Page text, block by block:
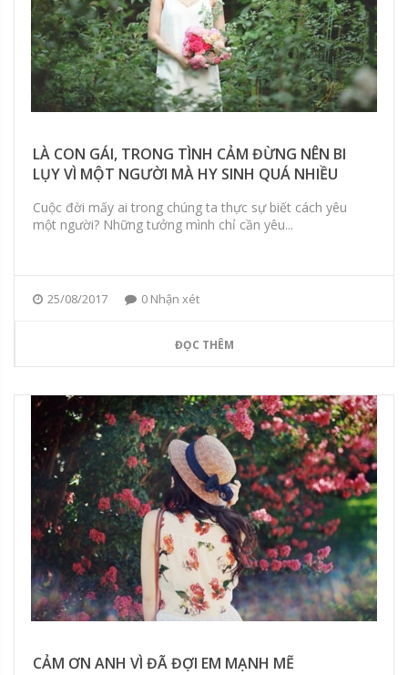
LÀ CON GÁI, TRONG TÌNH CẢM ĐỪNG NÊN BI
LỤY VÌ MỘT NGƯỜI MÀ HY SINH QUÁ NHIỀU
Cuộc đời mấy ai trong chúng ta thực sự biết cách yêu
một người? Những tưởng mình chỉ cần yêu...
25/08/2017 0 Nhận xét
ĐỌC THÊM
CẢM ƠN ANH VÌ ĐÃ ĐỢI EM MẠNH MẼ